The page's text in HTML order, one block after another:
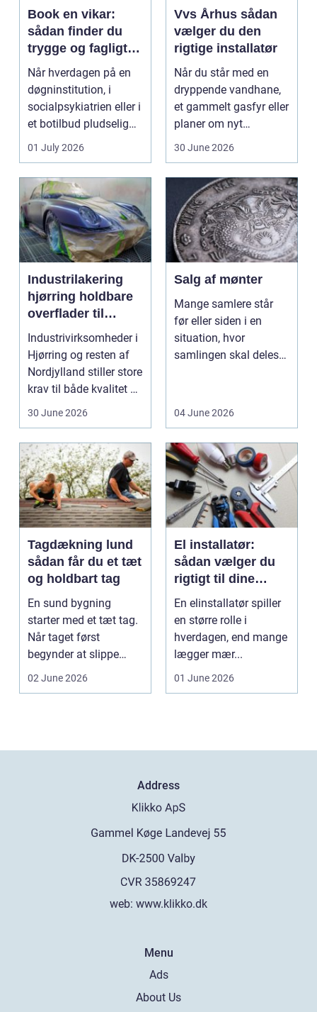
Book en vikar:
sådan finder du
trygge og fagligt
stærke løsninger
Når hverdagen på en
døgninstitution, i
socialpsykiatrien eller i
et botilbud pludselig
ændrer sig, k...
01 July 2026
Vvs Århus sådan
vælger du den
rigtige installatør
Når du står med en
dryppende vandhane,
et gammelt gasfyr eller
planer om nyt
badeværelse, bliver
30 June 2026
Industrilakering
hjørring holdbare
overflader til
industri og erhverv
Industrivirksomheder i
Hjørring og resten af
Nordjylland stiller store
krav til både kvalitet og
hol...
30 June 2026
Salg af mønter
Mange samlere står
før eller siden i en
situation, hvor
samlingen skal deles
04 June 2026
Tagdækning lund
sådan får du et tæt
og holdbart tag
En sund bygning
starter med et tæt tag.
Når taget først
begynder at slippe
vand ind, kan skaderne
02 June 2026
El installatør:
sådan vælger du
rigtigt til dine
elinstallationer
En elinstallatør spiller
en større rolle i
hverdagen, end mange
lægger mær...
01 June 2026
Address
web: www.klikko.dk
Menu
Ads
About Us